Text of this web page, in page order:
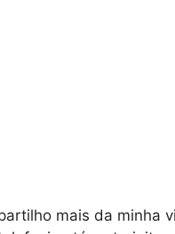
mais da minha